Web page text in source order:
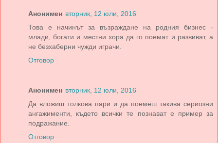
Анонимен вторник, 12 юли, 2016
Това е начинът за възраждане на родния бизнес -
млади, богати и местни хора да го поемат и развиват, а
не безхаберни чужди играчи.
Отговор
Анонимен вторник, 12 юли, 2016
Да вложиш толкова пари и да поемеш такива сериозни
ангажименти, където всички те познават е пример за
подражание.
Отговор